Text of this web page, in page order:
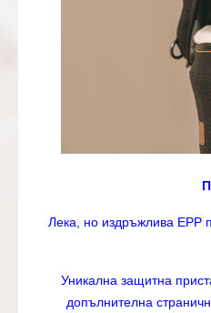
Лека, но издръжлива EPP
Уникална защитна
допълнителна